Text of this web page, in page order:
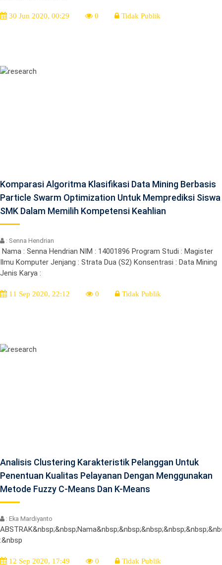
30 Jun 2020, 00:29 0 Tidak Publik
Komparasi Algoritma Klasifikasi Data Mining Berbasis
Particle Swarm Optimization Untuk Memprediksi Siswa
SMK Dalam Memilih Kompetensi Keahlian
: Senna Hendrian
Nama : Senna Hendrian NIM : 14001896 Program Studi : Magister
Ilmu Komputer Jenjang : Strata Dua (S2) Konsentrasi : Data Mining
Jenis Karya :
11 Sep 2020, 22:12 0 Tidak Publik
Analisis Clustering Karakteristik Pelanggan Untuk
Penentuan Kualitas Pelayanan Dengan Menggunakan
Metode Fuzzy C-Means Dan K-Means
: Eka Mardiyanto
:&nbsp
12 Sep 2020, 17:49 0 Tidak Publik